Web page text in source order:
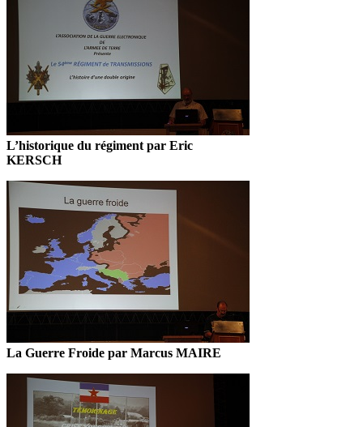
L’historique du régiment par Eric
KERSCH
La Guerre Froide par Marcus MAIRE